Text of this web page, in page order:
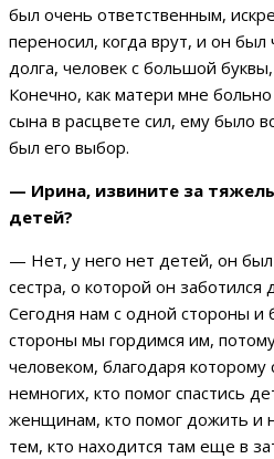
был очень ответственным,
переносил, когда врут, и он был
долга, человек с большой
Конечно, как матери мне
сына в расцвете сил, ему было
был его выбор.
— Ирина, извините за
детей?
— Нет, у него нет детей, он был
сестра, о которой он заботился
Сегодня нам с одной стороны и
стороны мы гордимся им,
человеком, благодаря которому
немногих, кто помог спастись
женщинам, кто помог дожить и
тем, кто находится там еще в